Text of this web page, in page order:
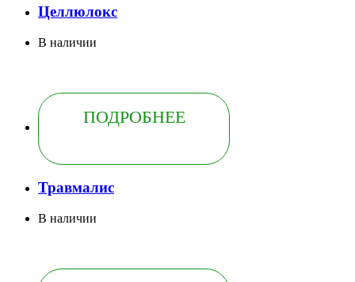
Целлюлокс
В наличии
ПОДРОБНЕЕ
Травмалис
В наличии